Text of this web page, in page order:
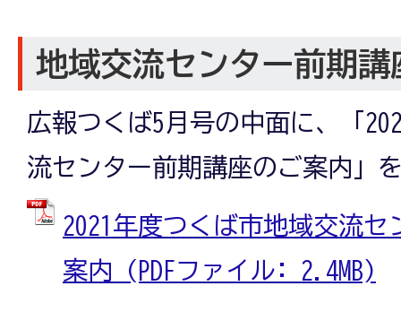
地域交流センター前期講
広報つくば5月号の中面に、「
流センター前期講座のご案内」
2021年度つくば市地域交流
案内 (PDFファイル: 2.4MB)